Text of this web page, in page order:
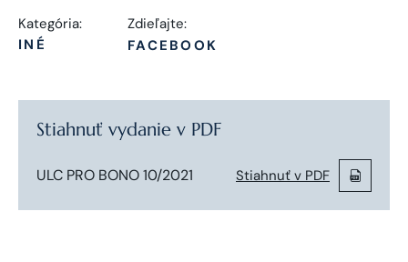
Kategória:
INÉ
Zdieľajte:
FACEBOOK
Stiahnuť vydanie v PDF
ULC PRO BONO 10/2021 Stiahnuť v PDF